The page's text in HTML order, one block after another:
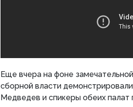
Еще вчера на фоне
сборной власти
Медведев и спикеры обеих палат